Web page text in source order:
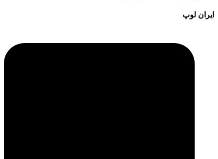
ایران لوپ